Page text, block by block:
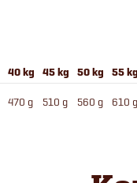
40 kg 45 kg 50 kg 55 kg
470 g 510 g 560 g 610 g